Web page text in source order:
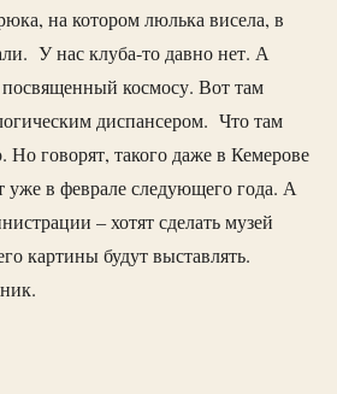
на котором люлька висела, в
У нас клуба-то давно нет. А
космосу. Вот там
диспансером. Что там
Но говорят, такого даже в Кемерове
уже в феврале следующего года. А
– хотят сделать музей
картины будут выставлять.